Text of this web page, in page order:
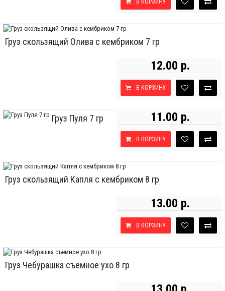
В КОРЗИНУ
Груз скользящий Олива с кембриком 7 гр
12.00 р.
В КОРЗИНУ
Груз Пуля 7 гр 11.00 р.
В КОРЗИНУ
Груз скользящий Капля с кембриком 8 гр
13.00 р.
В КОРЗИНУ
Груз Чебурашка съемное ухо 8 гр